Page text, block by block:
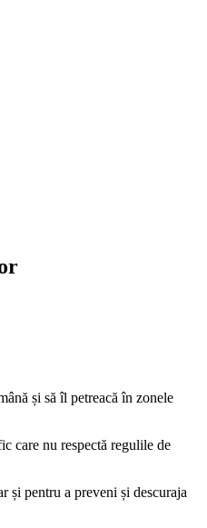
și să îl petreacă în zonele
care nu respectă regulile de
și pentru a preveni și descuraja